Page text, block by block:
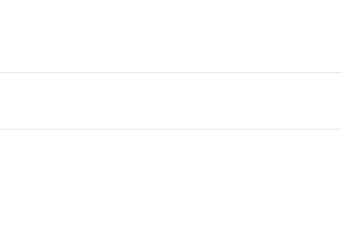
и простоту интеграции в существующую